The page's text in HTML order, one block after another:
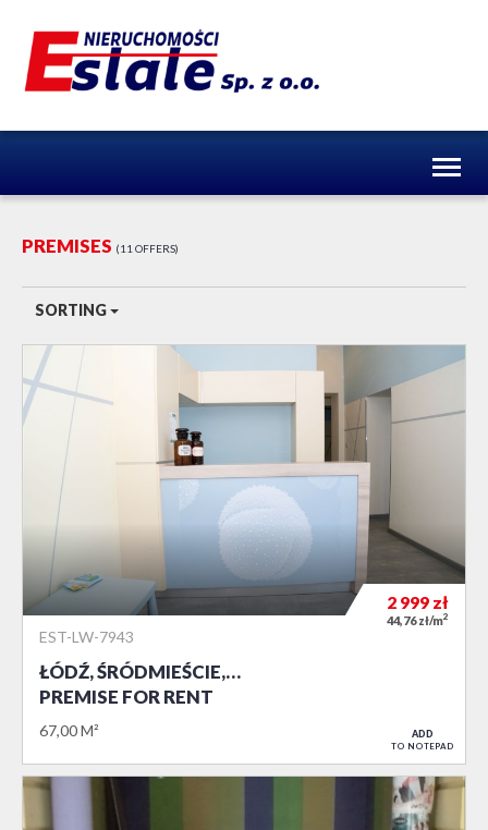
PREMISES 11 OFFERS
SORTING
EST-LW-7943
ŁÓDŹ, ŚRÓDMIEŚCIE,…
PREMISE FOR RENT
67,00 M²
2 999 zł
44,76 zł/m2
ADD
TO NOTEPAD